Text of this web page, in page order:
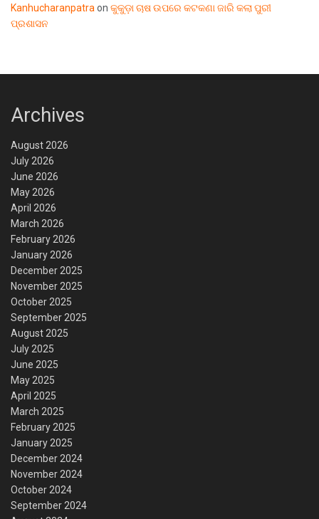
Kanhucharanpatra on କୁକୁଡ଼ା ଚାଷ ଉପରେ କଟକଣା ଜାରି କଲା ପୁରୀ
ପ୍ରଶାସନ
Archives
August 2026
July 2026
June 2026
May 2026
April 2026
March 2026
February 2026
January 2026
December 2025
November 2025
October 2025
September 2025
August 2025
July 2025
June 2025
May 2025
April 2025
March 2025
February 2025
January 2025
December 2024
November 2024
October 2024
September 2024